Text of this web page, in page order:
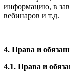
информацию, в
вебинаров и т.д.
4. Права и
4.1. Права и